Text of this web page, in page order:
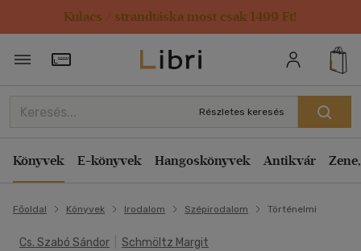
Kulacs / strandtáska most csak 1499 Ft!
Törzsvásárlói Kártya adatai
Részletes keresés
Könyvek E-könyvek Hangoskönyvek Antikvár
Főoldal Könyvek Irodalom Szépirodalom Történelmi
Cs. Szabó Sándor Schmöltz Margit